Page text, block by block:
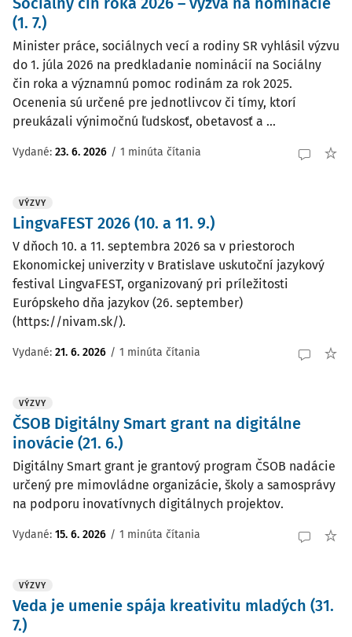
(1. 7.)
Minister práce, sociálnych vecí a rodiny SR vyhlásil výzvu
do 1. júla 2026 na predkladanie nominácií na Sociálny
čin roka a významnú pomoc rodinám za rok 2025.
Ocenenia sú určené pre jednotlivcov či tímy, ktorí
preukázali výnimočnú ľudskosť, obetavosť a ...
Vydané: 23. 6. 2026 / 1 minúta čítania
VÝZVY
LingvaFEST 2026 (10. a 11. 9.)
V dňoch 10. a 11. septembra 2026 sa v priestoroch
Ekonomickej univerzity v Bratislave uskutoční jazykový
festival LingvaFEST, organizovaný pri príležitosti
Európskeho dňa jazykov (26. september)
(https://nivam.sk/).
Vydané: 21. 6. 2026 / 1 minúta čítania
VÝZVY
ČSOB Digitálny Smart grant na digitálne
inovácie (21. 6.)
Digitálny Smart grant je grantový program ČSOB nadácie
určený pre mimovládne organizácie, školy a samosprávy
na podporu inovatívnych digitálnych projektov.
Vydané: 15. 6. 2026 / 1 minúta čítania
VÝZVY
Veda je umenie spája kreativitu mladých (31.
7.)